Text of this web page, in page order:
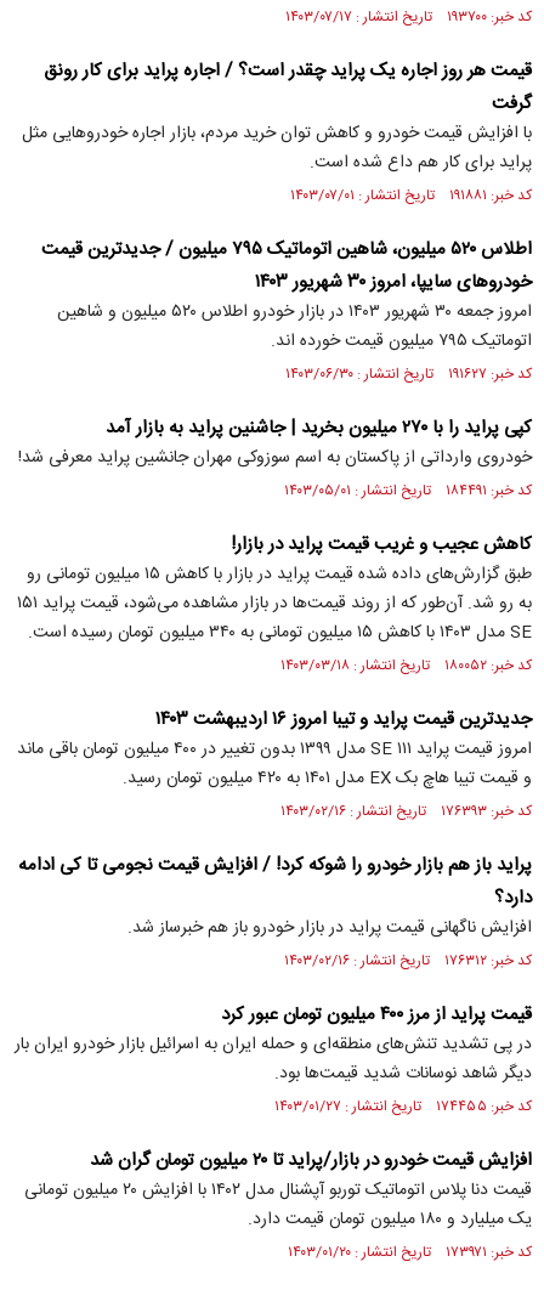
کد خبر: ۱۹۳۷۰۰ تاریخ انتشار : ۱۴۰۳/۰۷/۱۷
قیمت هر روز اجاره یک پراید چقدر است؟ / اجاره پراید برای کار رونق
گرفت
با افزایش قیمت خودرو و کاهش توان خرید مردم، بازار اجاره خودروهایی مثل
پراید برای کار هم داع شده است.
کد خبر: ۱۹۱۸۸۱ تاریخ انتشار : ۱۴۰۳/۰۷/۰۱
اطلاس ۵۲۰ میلیون، شاهین اتوماتیک ۷۹۵ میلیون / جدیدترین قیمت
خودرو‌های سایپا، امروز ۳۰ شهریور ۱۴۰۳
امروز جمعه ۳۰ شهریور ۱۴۰۳ در بازار خودرو اطلاس ۵۲۰ میلیون و شاهین
اتوماتیک ۷۹۵ میلیون قیمت خورده اند.
کد خبر: ۱۹۱۶۲۷ تاریخ انتشار : ۱۴۰۳/۰۶/۳۰
کپی پراید را با ۲۷۰ میلیون بخرید | جاشنین پراید به بازار آمد
خودروی وارداتی از پاکستان به اسم سوزوکی مهران جانشین پراید معرفی شد!
کد خبر: ۱۸۴۴۹۱ تاریخ انتشار : ۱۴۰۳/۰۵/۰۱
کاهش عجیب و غریب قیمت پراید در بازار!
طبق گزارش‌های داده شده قیمت پراید در بازار با کاهش ۱۵ میلیون تومانی رو
به رو شد. آن‌طور که از روند قیمت‌ها در بازار مشاهده می‌شود، قیمت پراید ۱۵۱
SE مدل ۱۴۰۳ با کاهش ۱۵ میلیون تومانی به ۳۴۰ میلیون تومان رسیده است.
کد خبر: ۱۸۰۰۵۲ تاریخ انتشار : ۱۴۰۳/۰۳/۱۸
جدیدترین قیمت پراید و تیبا امروز ۱۶ اردیبهشت ۱۴۰۳
امروز قیمت پراید ۱۱۱ SE مدل ۱۳۹۹ بدون تغییر در ۴۰۰ میلیون تومان باقی ماند
و قیمت تیبا هاچ بک EX مدل ۱۴۰۱ به ۴۲۰ میلیون تومان رسید.
کد خبر: ۱۷۶۳۹۳ تاریخ انتشار : ۱۴۰۳/۰۲/۱۶
پراید باز هم بازار خودرو را شوکه کرد! / افزایش قیمت نجومی تا کی ادامه
دارد؟
افزایش ناگهانی قیمت پراید در بازار خودرو باز هم خبرساز شد.
کد خبر: ۱۷۶۳۱۲ تاریخ انتشار : ۱۴۰۳/۰۲/۱۶
قیمت پراید از مرز ۴۰۰ میلیون تومان عبور کرد
در پی تشدید تنش‌های منطقه‌ای و حمله ایران به اسرائیل بازار خودرو ایران بار
دیگر شاهد نوسانات شدید قیمت‌ها بود.
کد خبر: ۱۷۴۴۵۵ تاریخ انتشار : ۱۴۰۳/۰۱/۲۷
افزایش قیمت خودرو در بازار/پراید تا ۲۰ میلیون تومان گران شد
قیمت دنا پلاس اتوماتیک توربو آپشنال مدل ۱۴۰۲ با افزایش ۲۰ میلیون تومانی
یک میلیارد و ۱۸۰ میلیون تومان قیمت دارد.
کد خبر: ۱۷۳۹۷۱ تاریخ انتشار : ۱۴۰۳/۰۱/۲۰